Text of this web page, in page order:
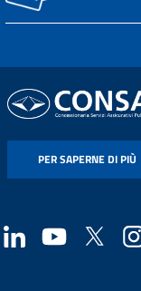
PER SAPERNE DI PIÙ